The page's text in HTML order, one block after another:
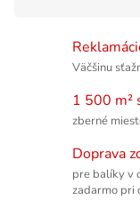
Väčšinu
1 500 m²
zberné
Doprava
pre balíky v
zadarmo pri